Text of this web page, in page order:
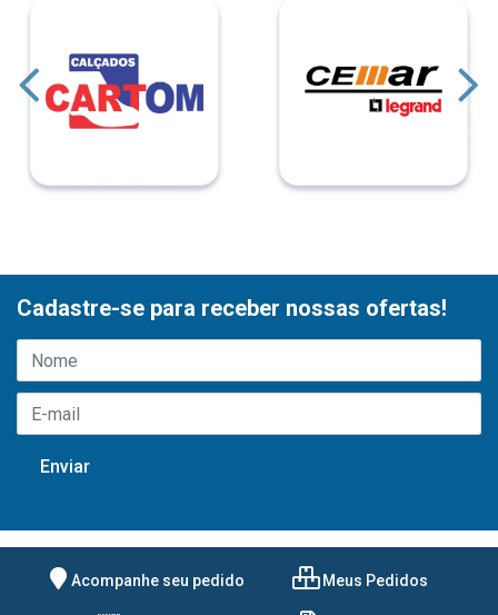
Cadastre-se para receber nossas ofertas!
Acompanhe seu pedido Meus Pedidos